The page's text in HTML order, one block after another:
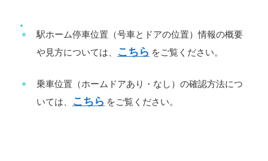
駅ホーム停車位置（号車とドアの位置）情報の概要
や見方については、
こちら をご覧ください。
乗車位置（ホームドアあり・なし）の確認方法につ
いては、
こちら をご覧ください。